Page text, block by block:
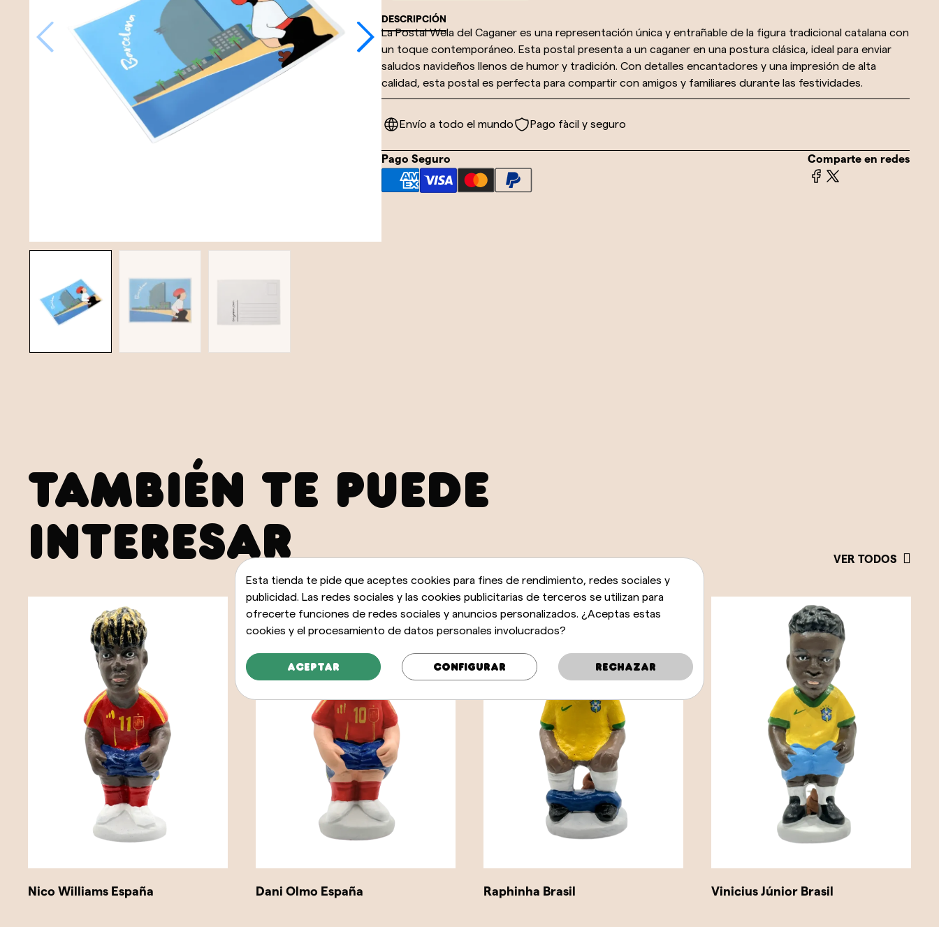
DESCRIPCIÓN
La Postal Wela del Caganer es una representación única y entrañable de la figura tradicional catalana con
un toque contemporáneo. Esta postal presenta a un caganer en una postura clásica, ideal para enviar
saludos navideños llenos de humor y tradición. Con detalles encantadores y una impresión de alta
calidad, esta postal es perfecta para compartir con amigos y familiares durante las festividades.
Envío a todo el mundo Pago fàcil y seguro
Pago Seguro Comparte en redes
TAMBIÉN TE PUEDE
INTERESAR
VER TODOS
Nico Williams España Dani Olmo España Raphinha Brasil Vinicius Júnior Brasil
Esta tienda te pide que aceptes cookies para fines de rendimiento, redes sociales y
publicidad. Las redes sociales y las cookies publicitarias de terceros se utilizan para
ofrecerte funciones de redes sociales y anuncios personalizados. ¿Aceptas estas
cookies y el procesamiento de datos personales involucrados?
Aceptar Configurar Rechazar